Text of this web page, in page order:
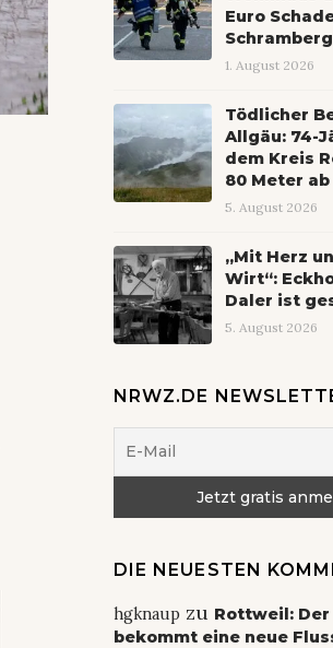
Euro
1. August 2026
Tödlicher
Allgäu: 74-
dem Kreis
80 Meter ab
5. August 2026
„Mit Herz
Wirt“:
Daler ist
5. August 2026
NRWZ.DE
DIE NEUESTEN
hgknaupzu Rottweil: Der
bekommt eine neue